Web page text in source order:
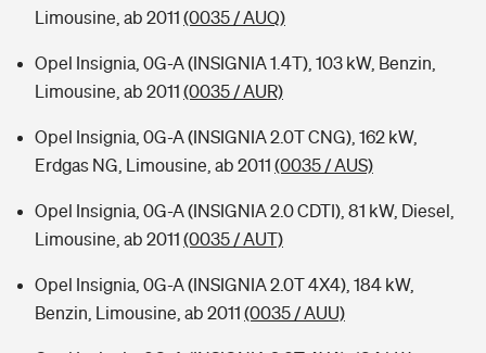
Limousine, ab 2011 (0035 / AUQ)
Opel Insignia, 0G-A (INSIGNIA 1.4T), 103 kW, Benzin,
Limousine, ab 2011 (0035 / AUR)
Opel Insignia, 0G-A (INSIGNIA 2.0T CNG), 162 kW,
Erdgas NG, Limousine, ab 2011 (0035 / AUS)
Opel Insignia, 0G-A (INSIGNIA 2.0 CDTI), 81 kW, Diesel,
Limousine, ab 2011 (0035 / AUT)
Opel Insignia, 0G-A (INSIGNIA 2.0T 4X4), 184 kW,
Benzin, Limousine, ab 2011 (0035 / AUU)